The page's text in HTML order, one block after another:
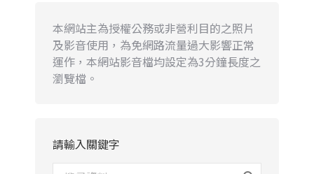
本網站主為授權公務或非營利目的之照片
及影音使用，為免網路流量過大影響正常
運作，本網站影音檔均設定為3分鐘長度之
瀏覽檔。
請輸入關鍵字